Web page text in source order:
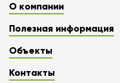
О компании
Полезная информация
Объекты
Контакты